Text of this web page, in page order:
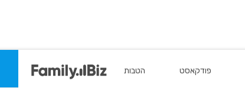
פודקאסט הטבות פודקאסט הטבות מדיניות הפרטיות.